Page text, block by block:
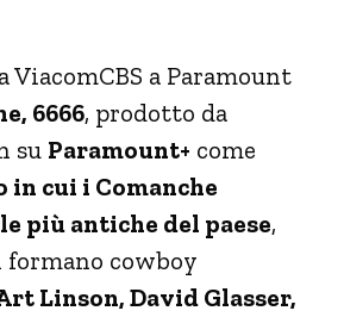
a Paramount
6666, prodotto da
su Paramount+ come
in cui i Comanche
più antiche del paese,
cowboy
Linson, David Glasser,